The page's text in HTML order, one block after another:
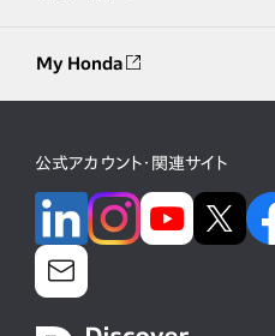
My Honda
公式アカウント・関連サイト